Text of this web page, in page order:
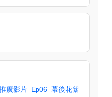
廣影片_Ep06_幕後花絮